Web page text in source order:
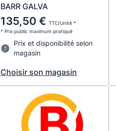
BARR GALVA
135,50 € TTC/Unité *
* Prix public maximum pratiqué
Prix et disponibilité selon
magasin
Choisir son magasin